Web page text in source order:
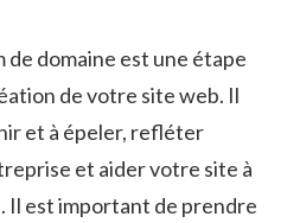
de domaine est une étape
de votre site web. Il
et à épeler, refléter
et aider votre site à
Il est important de prendre